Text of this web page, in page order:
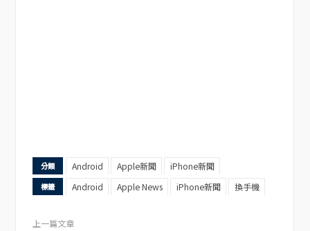
分類 Android Apple新聞 iPhone新聞
標籤 Android Apple News iPhone新聞 換手機
上一篇文章